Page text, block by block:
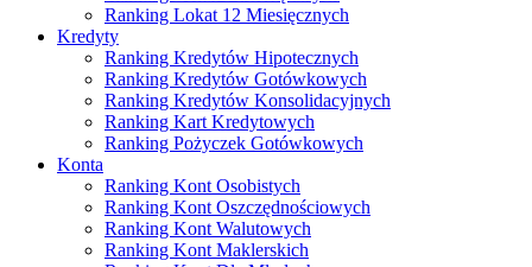
Ranking Lokat 12 Miesięcznych
Kredyty
Ranking Kredytów Hipotecznych
Ranking Kredytów Gotówkowych
Ranking Kredytów Konsolidacyjnych
Ranking Kart Kredytowych
Ranking Pożyczek Gotówkowych
Konta
Ranking Kont Osobistych
Ranking Kont Oszczędnościowych
Ranking Kont Walutowych
Ranking Kont Maklerskich